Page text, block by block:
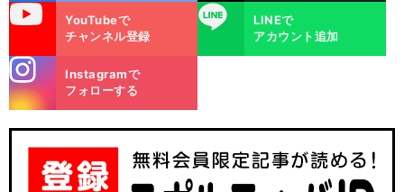
・
へ
YouTubeで
チャンネル登録
LINE
LINEで
アカウント追加
m
Instagramで
フォローする